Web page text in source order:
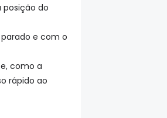
posição do
e com o
como a
rápido ao